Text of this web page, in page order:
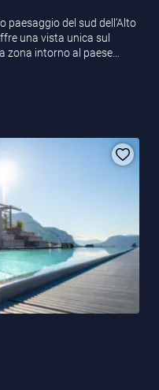
paesaggio del sud dell’Alto
una vista unica sul
zona intorno al paese…